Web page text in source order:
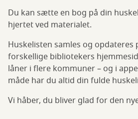
Du kan sætte en bog på din
hjertet ved materialet.
Huskelisten samles og
forskellige bibliotekers
låner i flere kommuner – og i
måde har du altid din fulde
Vi håber, du bliver glad for den